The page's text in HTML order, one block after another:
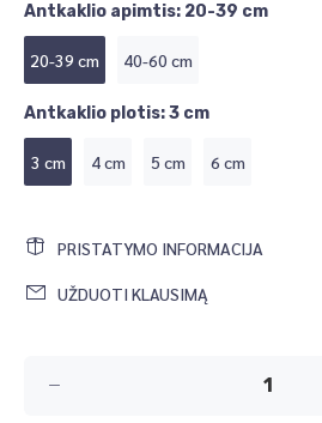
Antkaklio apimtis: 20-39 cm
20-39 cm 40-60 cm
Antkaklio plotis:3 cm
3 cm 4 cm 5 cm 6 cm
PRISTATYMO INFORMACIJA
UŽDUOTI KLAUSIMĄ